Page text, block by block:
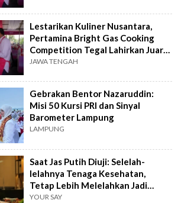
Lestarikan Kuliner Nusantara,
Pertamina Bright Gas Cooking
Competition Tegal Lahirkan Juara
Baru
JAWA TENGAH
Gebrakan Bentor Nazaruddin:
Misi 50 Kursi PRI dan Sinyal
Barometer Lampung
LAMPUNG
Saat Jas Putih Diuji: Selelah-
lelahnya Tenaga Kesehatan,
Tetap Lebih Melelahkan Jadi
Pasien
YOUR SAY